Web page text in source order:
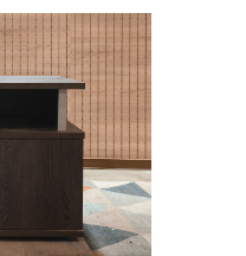
влияющие на